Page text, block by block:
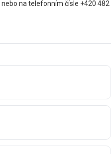
nebo na telefonním čísle +420 482